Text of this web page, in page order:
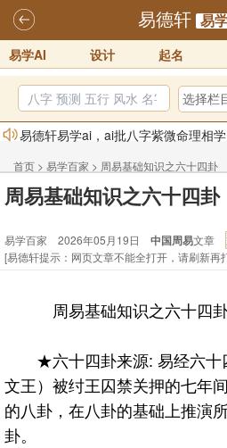
易德轩 易
易学AI 设计 起名
易德轩易学ai，ai批八字紫微命理相
体验！！
2025-07-01
易德轩网重构及升能完成，欢迎大家
2026年化太岁锦囊属马、鼠、牛、龙
订！！
2025-10-01
易德轩首席风水大师铁笔居士简介！！
易德轩通告：本网站易德轩商标及
首页 > 易学百家 > 周易基础知识之六十四卦
周易基础知识之六十四卦
易学百家 2026年05月19日 中国周易文章
[易德轩提示：网页文章不能全打开，请刷新再
周易基础知识之六十四
★六十四卦来源: 易经六十
文王）被纣王囚禁关押的七年
的八卦，在八卦的基础上推演
卦。